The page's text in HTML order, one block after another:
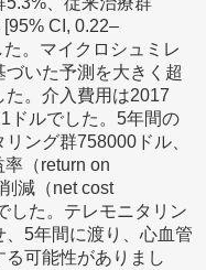
CI, 0.22–
。マイクロシュミレ
いた予測を大きく超
た。介入費用は2017
ドルでした。5年間の
ング群758000ドル、
（return on
減（net cost
した。テレモニタリン
5年間に渡り、心血管
可能性がありまし